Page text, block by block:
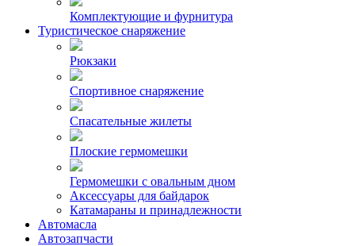
Комплектующие и фурнитура
Туристическое снаряжение
Рюкзаки
Спортивное снаряжение
Спасательные жилеты
Плоские гермомешки
Гермомешки с овальным дном
Аксессуары для байдарок
Катамараны и принадлежности
Автомасла
Автозапчасти